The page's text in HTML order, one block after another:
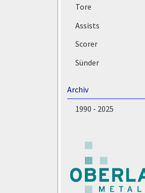
Tore
Assists
Scorer
Sünder
Archiv
1990 - 2025